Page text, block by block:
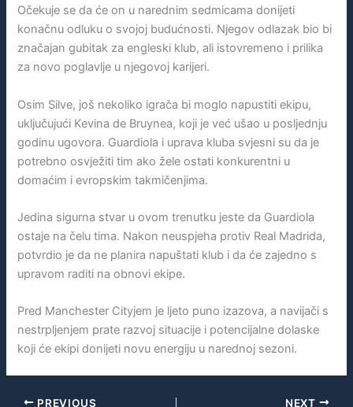
Očekuje se da će on u narednim sedmicama donijeti
konačnu odluku o svojoj budućnosti. Njegov odlazak bio bi
značajan gubitak za engleski klub, ali istovremeno i prilika
za novo poglavlje u njegovoj karijeri.
Osim Silve, još nekoliko igrača bi moglo napustiti ekipu,
uključujući Kevina de Bruynea, koji je već ušao u posljednju
godinu ugovora. Guardiola i uprava kluba svjesni su da je
potrebno osvježiti tim ako žele ostati konkurentni u
domaćim i evropskim takmičenjima.
Jedina sigurna stvar u ovom trenutku jeste da Guardiola
ostaje na čelu tima. Nakon neuspjeha protiv Real Madrida,
potvrdio je da ne planira napuštati klub i da će zajedno s
upravom raditi na obnovi ekipe.
Pred Manchester Cityjem je ljeto puno izazova, a navijači s
nestrpljenjem prate razvoj situacije i potencijalne dolaske
koji će ekipi donijeti novu energiju u narednoj sezoni.
PREVIOUS NEXT